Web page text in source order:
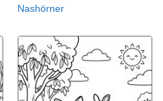
Nashörner